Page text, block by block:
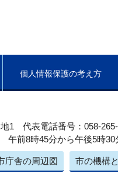
個人情報保護の考え方
地1 代表電話番号：058-
前8時45分から午後5時30
庁舎の周辺図 市の機構